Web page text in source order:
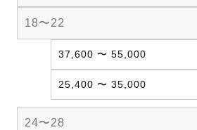
18〜22
37,600 〜 55,000
25,400 〜 35,000
24〜28